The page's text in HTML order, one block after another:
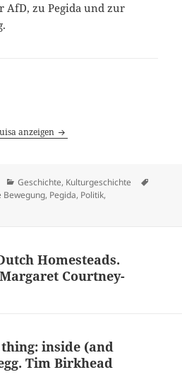
AfD, zu Pegida und zur
anzeigen
Kategorien
Geschichte, Kulturgeschichte
Bewegung, Pegida, Politik,
Homesteads.
Courtney-
inside (and
Tim Birkhead